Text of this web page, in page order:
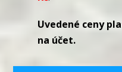
Uvedené ceny
na účet.